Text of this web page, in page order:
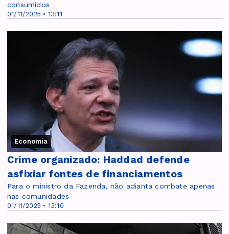
01/11/2025 • 13:11
consumidos
Economia
01/11/2025 • 13:10
Crime organizado: Haddad defende
asfixiar fontes de financiamentos
Para o ministro da Fazenda, não adianta combate apenas
nas comunidades